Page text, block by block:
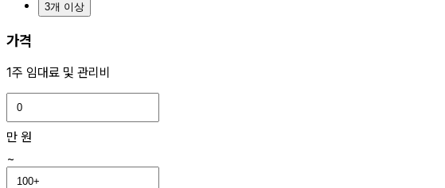
3개 이상
가격
1주 임대료 및 관리비
만 원
~